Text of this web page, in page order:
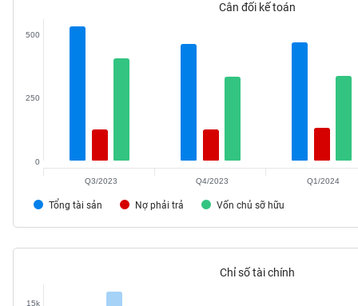
Cân đối kế toán
Tổng tài sản Nợ phải trả Vốn chủ sỡ hữu
0
250
500
Q3/2023 Q4/2023 Q1/2024
Chỉ số tài chính
15k
TIÊU
DÙNG
TIÊU
THIẾT
CHĂM